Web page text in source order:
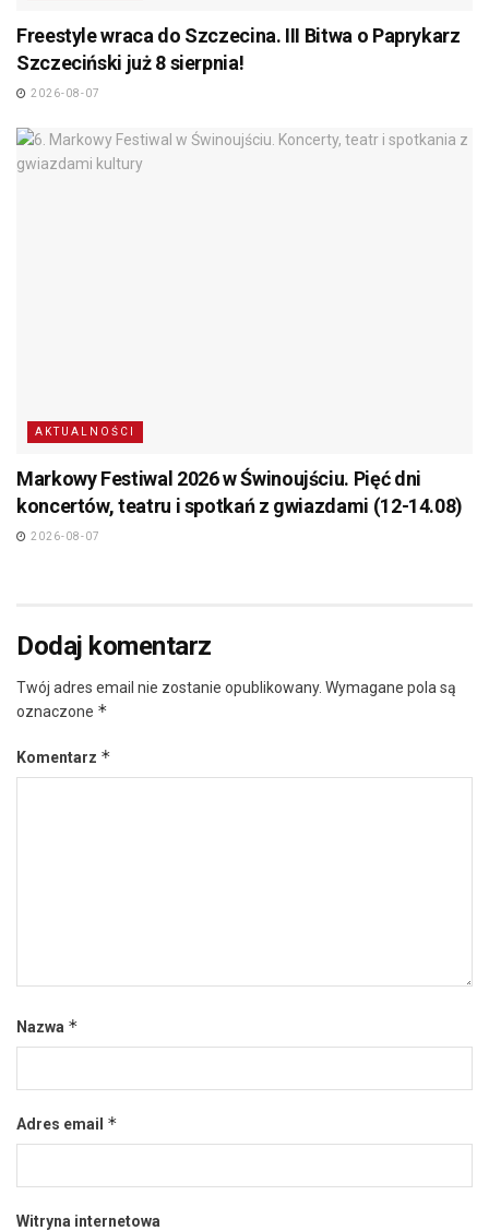
Freestyle wraca do Szczecina. III Bitwa o Paprykarz
Szczeciński już 8 sierpnia!
2026-08-07
AKTUALNOŚCI
Markowy Festiwal 2026 w Świnoujściu. Pięć dni
koncertów, teatru i spotkań z gwiazdami (12-14.08)
2026-08-07
Dodaj komentarz
Twój adres email nie zostanie opublikowany. Wymagane pola są
oznaczone *
Komentarz *
Nazwa *
Adres email *
Witryna internetowa